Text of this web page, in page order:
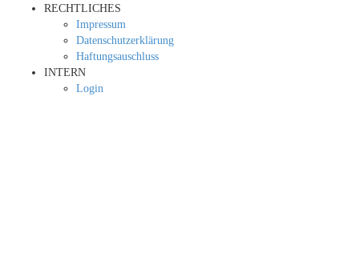
RECHTLICHES
Impressum
Datenschutzerklärung
Haftungsauschluss
INTERN
Login